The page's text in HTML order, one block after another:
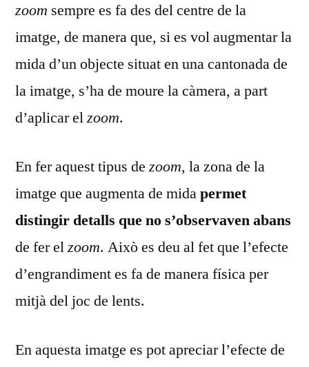
zoom sempre es fa des del centre de la
imatge, de manera que, si es vol augmentar la
mida d’un objecte situat en una cantonada de
la imatge, s’ha de moure la càmera, a part
d’aplicar elzoom.
En fer aquest tipus dezoom, la zona de la
imatge que augmenta de midapermet
distingir detalls que no s’observaven abans
de fer elzoom. Això es deu al fet que l’efecte
d’engrandiment es fa de manera física per
mitjà del joc de lents.
En aquesta imatge es pot apreciar l’efecte de